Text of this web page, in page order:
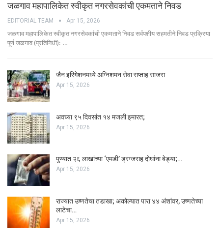
जळगाव महापालिकेत स्वीकृत नगरसेवकांची एकमताने निवड
EDITORIAL TEAM Apr 15, 2026
जळगाव महापालिकेत स्वीकृत नगरसेवकांची एकमताने निवड सर्वपक्षीय सहमतीने निवड प्रक्रिया
पूर्ण जळगाव (प्रतिनिधी):-…
जैन इरिगेशनमध्ये अग्निशमन सेवा सप्ताह साजरा
Apr 15, 2026
अवघ्या ९५ दिवसांत १४ मजली इमारत;
Apr 15, 2026
पुण्यात २६ लाखांच्या ‘एमडी’ ड्रग्जसह दोघांना बेड्या;…
Apr 15, 2026
राज्यात उष्णतेचा तडाखा; अकोल्यात पारा ४४ अंशांवर, उष्णतेच्या
लाटेचा…
Apr 15, 2026